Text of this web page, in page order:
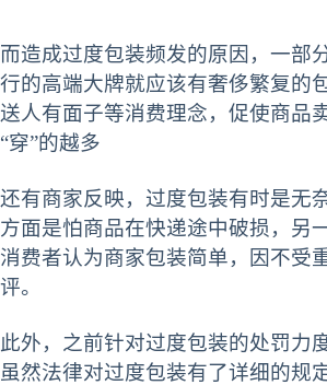
而造成过度包装频发的原因，一部
行的高端大牌就应该有奢侈繁复的
送人有面子等消费理念，促使商品
“穿”的越多
还有商家反映，过度包装有时是无
方面是怕商品在快递途中破损，另
消费者认为商家包装简单，因不受
评。
此外，之前针对过度包装的处罚力
虽然法律对过度包装有了详细的规